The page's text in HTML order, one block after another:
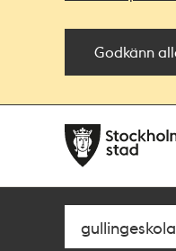
Godkänn
navigationen
huvudinnehållet
Sök